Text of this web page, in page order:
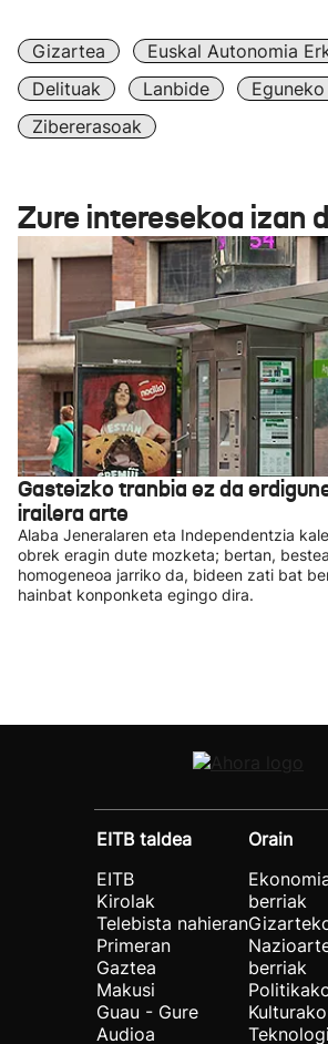
Gizartea
Euskal Autonomia
Delituak
Lanbide
Zibererasoak
Zure interesekoa izan
Gasteizko tranbia ez da
irailera arte
Alaba Jeneralaren eta Independentzia
obrek eragin dute mozketa; bertan,
homogeneoa jarriko da, bideen zati bat
hainbat konponketa egingo dira.
EITB taldea
EITB
Kirolak
Telebista nahieran
Primeran
Gaztea
Makusi
Guau - Gure
Audioa
Orain
berriak
berriak